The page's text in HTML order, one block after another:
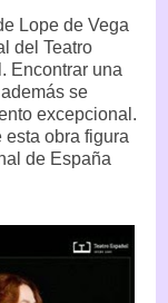
Lope de Vega
del Teatro
Encontrar una
se
excepcional.
esta obra figura
de España